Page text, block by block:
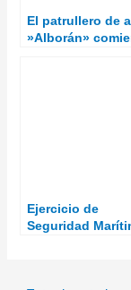
El patrullero de
»Alborán»
Ejercicio de
Seguridad